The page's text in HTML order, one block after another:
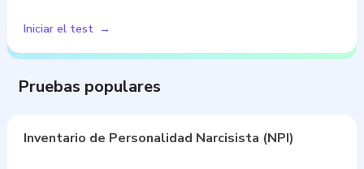
Iniciar el test
Pruebas populares
Inventario de Personalidad Narcisista (NPI)